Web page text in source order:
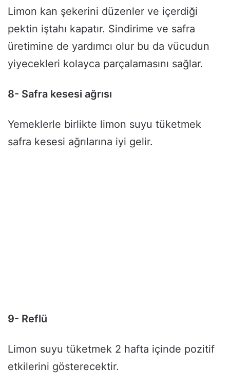
Limon kan şekerini düzenler ve içerdiği
pektin iştahı kapatır. Sindirime ve safra
üretimine de yardımcı olur bu da vücudun
yiyecekleri kolayca parçalamasını sağlar.
8- Safra kesesi ağrısı
Yemeklerle birlikte limon suyu tüketmek
safra kesesi ağrılarına iyi gelir.
9- Reflü
Limon suyu tüketmek 2 hafta içinde pozitif
etkilerini gösterecektir.